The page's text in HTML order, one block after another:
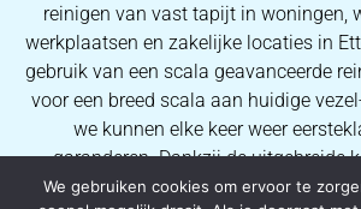
reinigen van vast tapijt in woningen,
werkplaatsen en zakelijke locaties in
gebruik van een scala geavanceerde
voor een breed scala aan huidige
we kunnen elke keer weer
garanderen. Dankzij de uitgebreide
operators kunnen wij al onze
We gebruiken cookies om ervoor te